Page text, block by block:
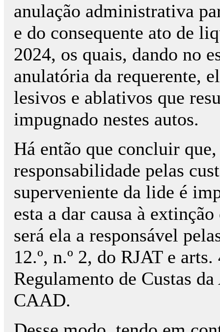
anulação administrativa
e do consequente ato de
2024, os quais, dando no
anulatória da requerente,
lesivos e ablativos que
impugnado nestes
Há então que concluir
responsabilidade pelas
superveniente da lide é
esta a dar causa à
será ela a responsável
12.º, n.º 2, do RJAT e
Regulamento de Custas
CAAD.